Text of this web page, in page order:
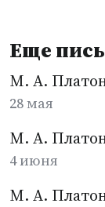
Еще
М. А.
28 мая
М. А.
4 июня
М. А.